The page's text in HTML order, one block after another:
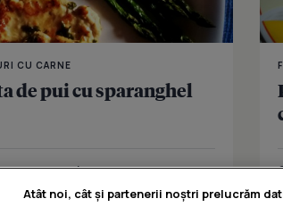
CU CARNE
de pui cu sparanghel
Atât noi, cât și partenerii noștri prelucrăm